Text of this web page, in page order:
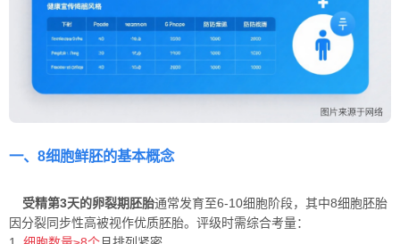
一、8细胞鲜胚的基本概念
受精第3天的卵裂期胚胎通常发育至6-10细胞阶段，其中8细胞胚胎
因分裂同步性高被视作优质胚胎。评级时需综合考量：